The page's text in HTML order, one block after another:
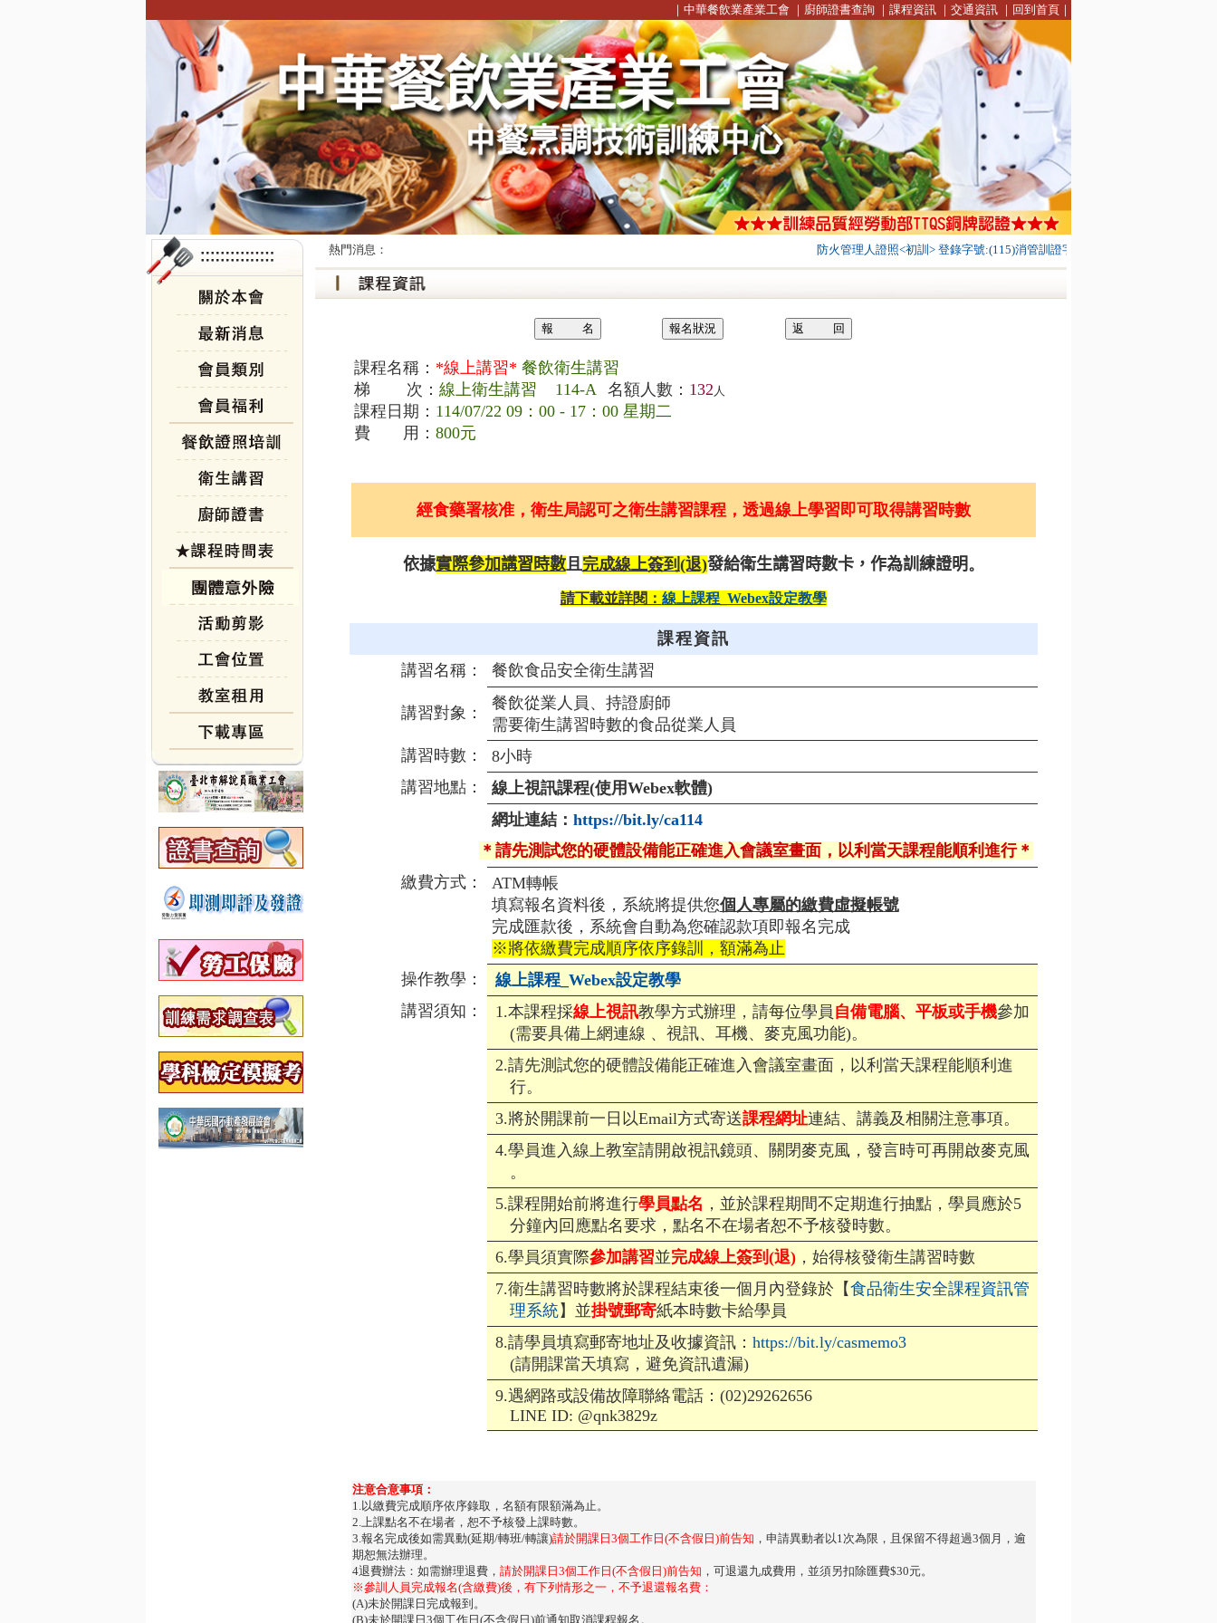
｜ 中華餐飲業產業工會 ｜ 廚師證書查詢 ｜ 課程資訊 ｜ 交通資訊 ｜ 回到首頁 ｜
熱門消息： 防火管理人證照<初訓> 登錄字號:(115)消管訓證字第0003號
課程名稱： *線上講習* 餐飲衛生講習
梯 次： 線上衛生講習 114-A 名額人數： 132 人
課程日期： 114/07/22 09：00 - 17：00 星期二
費 用： 800元
經食藥署核准，衛生局認可之衛生講習課程，透過線上學習即可取得講習時數
依據實際參加講習時數且完成線上簽到(退)發給衛生講習時數卡，作為訓練證明。
請下載並詳閱： 線上課程_Webex設定教學
課程資訊
講習名稱：
餐飲食品安全衛生講習
講習對象：
餐飲從業人員、持證廚師
需要衛生講習時數的食品從業人員
講習時數：
8小時
講習地點：
線上視訊課程(使用Webex軟體)
網址連結： https://bit.ly/ca114
＊請先測試您的硬體設備能正確進入會議室畫面，以利當天課程能順利進行＊
繳費方式：
ATM轉帳
填寫報名資料後，系統將提供您個人專屬的繳費虛擬帳號
完成匯款後，系統會自動為您確認款項即報名完成
※將依繳費完成順序依序錄訓，額滿為止
操作教學：
線上課程_Webex設定教學
講習須知：
1.本課程採線上視訊教學方式辦理，請每位學員 自備電腦、平板或手機參加
(需要具備上網連線 、視訊、耳機、麥克風功能)。
2.請先測試您的硬體設備能正確進入會議室畫面，以利當天課程能順利進
行。
3.將於開課前一日以Email方式寄送課程網址連結、講義及相關注意事項。
4.學員進入線上教室請開啟視訊鏡頭、關閉麥克風，發言時可再開啟麥克風
。
5.課程開始前將進行學員點名 ，並於課程期間不定期進行抽點，學員應於5
分鐘內回應點名要求，點名不在場者恕不予核發時數。
6.學員須實際參加講習並完成線上簽到(退)，始得核發衛生講習時數
7.衛生講習時數將於課程結束後一個月內登錄於【食品衛生安全課程資訊管
理系統】並掛號郵寄紙本時數卡給學員
8.請學員填寫郵寄地址及收據資訊： https://bit.ly/casmemo3
(請開課當天填寫，避免資訊遺漏)
9.遇網路或設備故障聯絡電話：(02)29262656
LINE ID: @qnk3829z
注意合意事項：
1.以繳費完成順序依序錄取，名額有限額滿為止。
2.上課點名不在場者，恕不予核發上課時數。
3.報名完成後如需異動(延期/轉班/轉讓)請於開課日3個工作日(不含假日)前告知 ，申請異動者以1次為限，且保留不得超過3個月，逾
期恕無法辦理。
4退費辦法：如需辦理退費， 請於開課日3個工作日(不含假日)前告知 ，可退還九成費用，並須另扣除匯費$30元。
※參訓人員完成報名(含繳費)後，有下列情形之一，不予退還報名費：
(A)未於開課日完成報到。
(B)未於開課日3個工作日(不含假日)前通知取消課程報名。